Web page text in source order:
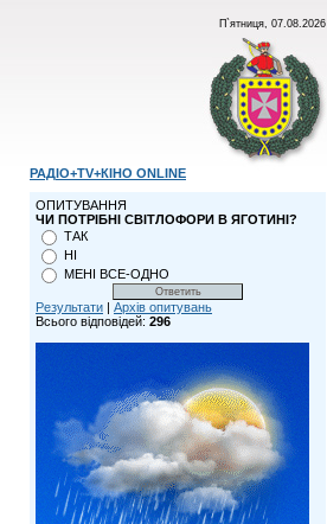
П`ятниця, 07.08.2026
РАДІО+TV+КІНО ONLINE
ОПИТУВАННЯ
ЧИ ПОТРІБНІ СВІТЛОФОРИ В ЯГОТИНІ?
ТАК
НІ
МЕНІ ВСЕ-ОДНО
Результати | Архів опитувань
Всього відповідей: 296